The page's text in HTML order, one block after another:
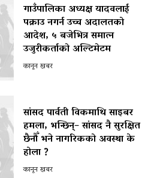
गाउँपालिका अध्यक्ष यादवलाई
पक्राउ नगर्न उच्च अदालतको
आदेश, ५ बजेभित्र समात्न
उजुरीकर्ताको अल्टिमेटम
कानून खबर
सांसद पार्वती विकमाथि साइबर
हमला, भन्छिन्– सांसद नै सुरक्षित
छैनौँ भने नागरिकको अवस्था के
होला ?
कानून खबर